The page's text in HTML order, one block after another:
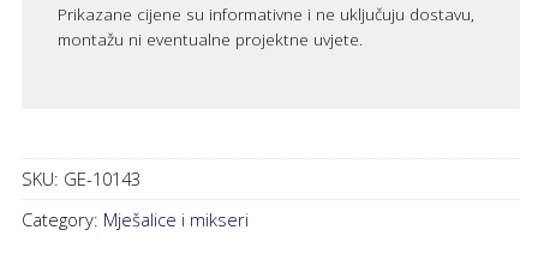
Prikazane cijene su informativne i ne uključuju dostavu,
montažu ni eventualne projektne uvjete.
SKU: GE-10143
Category: Mješalice i mikseri